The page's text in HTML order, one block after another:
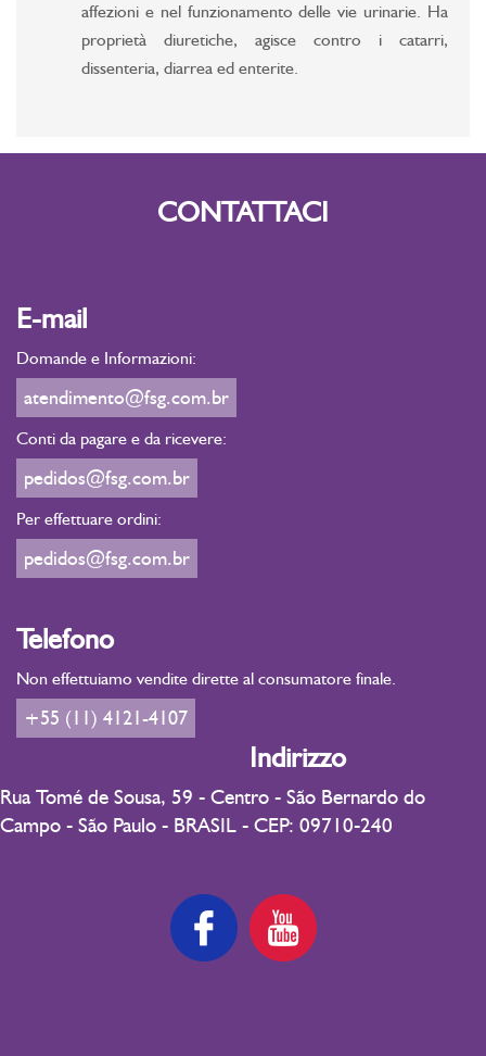
affezioni e nel funzionamento delle vie urinarie. Ha
proprietà diuretiche, agisce contro i catarri,
dissenteria, diarrea ed enterite.
CONTATTACI
E-mail
Domande e Informazioni:
atendimento@fsg.com.br
Conti da pagare e da ricevere:
pedidos@fsg.com.br
Per effettuare ordini:
pedidos@fsg.com.br
Telefono
Non effettuiamo vendite dirette al consumatore finale.
+55 (11) 4121-4107
Indirizzo
Rua Tomé de Sousa, 59 - Centro - São Bernardo do
Campo - São Paulo - BRASIL - CEP: 09710-240